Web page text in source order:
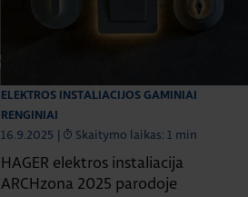
ELEKTROS INSTALIACIJOS GAMINIAI
RENGINIAI
16.9.2025 | Skaitymo laikas: 1 min
HAGER elektros instaliacija
ARCHzona 2025 parodoje